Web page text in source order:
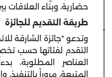
حضارية، وبناء العلاقات
طريقة التقديم للجائزة
وتدعو "جائزة الشارقة
التقدم لفئاتها حسب
العناصر المطلوبة،
المتبعة، مروراً